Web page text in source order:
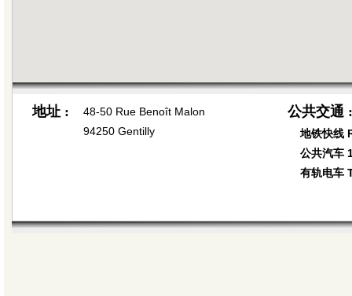
地址 :
48-50 Rue Benoît Malon
94250 Gentilly
公共交通 :
地铁快线
公共汽车
有轨电车